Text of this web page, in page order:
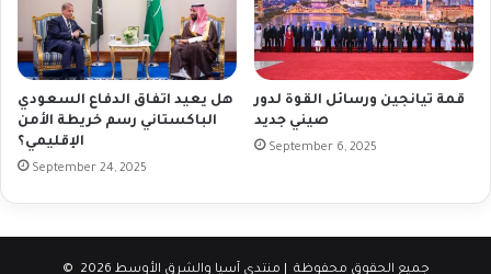
هل يعيد اتفاق الدفاع السعودي
الباكستاني رسم خريطة الأمن
الإقليمي؟
September 24, 2025
قمة تيانجين ورسائل القوة لدور
صيني جديد
September 6, 2025
© جميع الحقوق محفوظة | منتدي آسيا والشرق الأوسط 2026